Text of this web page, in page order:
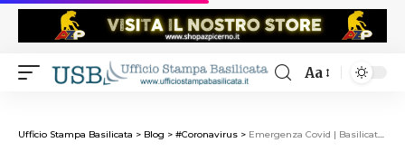
Aa
Ufficio Stampa Basilicata > Blog > #Coronavirus > Emergenza Covid | Basilicata regione gialla: cosa vuol dire? Ecco tutte le informazioni più importanti